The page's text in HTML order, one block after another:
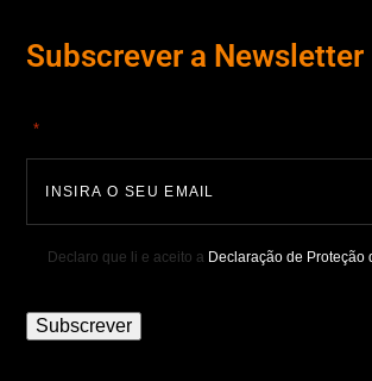
Subscrever a Newsletter
"*
Declaro que li e aceito a Declaração de Proteção
Subscrever